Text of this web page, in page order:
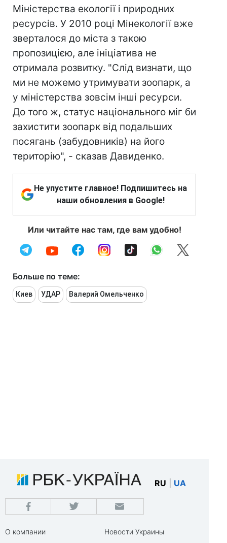
Міністерства екології і природних
ресурсів. У 2010 році Мінекології вже
зверталося до міста з такою
пропозицією, але ініціатива не
отримала розвитку. "Слід визнати, що
ми не можемо утримувати зоопарк, а
у міністерства зовсім інші ресурси.
До того ж, статус національного міг би
захистити зоопарк від подальших
посягань (забудовників) на його
територію", - сказав Давиденко.
Не упустите главное! Подпишитесь на
наши обновления в Google!
Или читайте нас там, где вам удобно!
Больше по теме:
Киев УДАР Валерий Омельченко
RU UA
О компании
Новости Украины